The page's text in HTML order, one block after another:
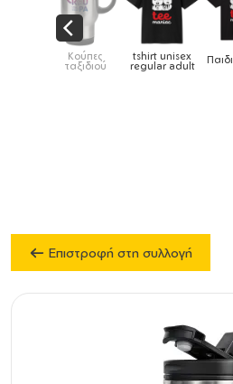
tshirt unisex
regular adult Παιδικό tshirt Drill Καπέλα
ενηλίκων
Επιστροφή στη συλλογή